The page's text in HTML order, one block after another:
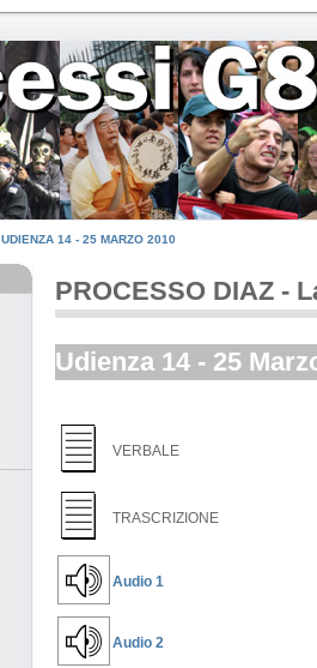
UDIENZA 14 - 25 MARZO 2010
PROCESSO DIAZ -
Udienza 14 - 25
VERBALE
TRASCRIZIONE
Audio 1
Audio 2